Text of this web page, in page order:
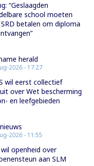
“Geslaagden
school moeten
betalen om diploma
herald
2026 - 17:27
wil eerst collectief
over Wet bescherming
en leefgebieden
2026 - 11:55
wil openheid over
aan SLM